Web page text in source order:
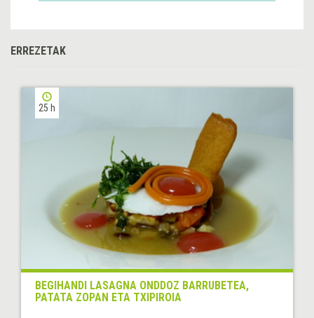
ERREZETAK
25 h
BEGIHANDI LASAGNA ONDDOZ BARRUBETEA,
PATATA ZOPAN ETA TXIPIROIA